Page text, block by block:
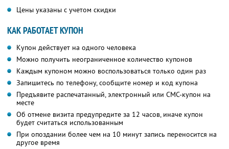
Цены указаны с учетом скидки
КАК РАБОТАЕТ КУПОН
Купон действует на одного человека
Можно получить неограниченное количество купонов
Каждым купоном можно воспользоваться только один раз
Запишитесь по телефону, сообщите номер и код купона
Предъявите распечатанный, электронный или СМС-купон на
месте
Об отмене визита предупредите за 12 часов, иначе купон
будет считаться использованным
При опоздании более чем на 10 минут запись переносится на
другое время